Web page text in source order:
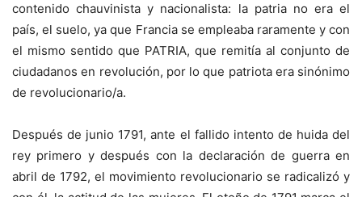
contenido chauvinista y nacionalista: la patria no era el
país, el suelo, ya que Francia se empleaba raramente y con
el mismo sentido que PATRIA, que remitía al conjunto de
ciudadanos en revolución, por lo que patriota era sinónimo
de revolucionario/a.
Después de junio 1791, ante el fallido intento de huida del
rey primero y después con la declaración de guerra en
abril de 1792, el movimiento revolucionario se radicalizó y